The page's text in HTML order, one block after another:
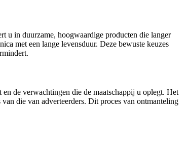
u in duurzame, hoogwaardige producten die langer
met een lange levensduur. Deze bewuste keuzes
de verwachtingen die de maatschappij u oplegt. Het
die van adverteerders. Dit proces van ontmanteling